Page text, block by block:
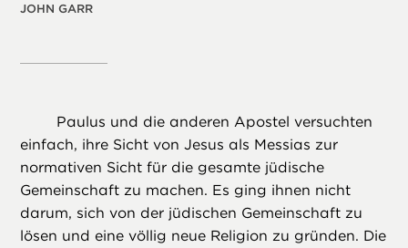
JOHN GARR
Paulus und die anderen Apostel versuchten
einfach, ihre Sicht von Jesus als Messias zur
normativen Sicht für die gesamte jüdische
Gemeinschaft zu machen. Es ging ihnen nicht
darum, sich von der jüdischen Gemeinschaft zu
lösen und eine völlig neue Religion zu gründen. Die